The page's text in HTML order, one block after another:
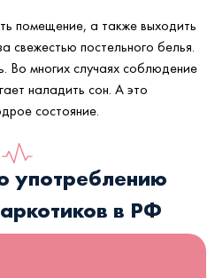
помещение, а также выходить
свежестью постельного белья.
Во многих случаях соблюдение
наладить сон. А это
состояние.
употреблению
в РФ